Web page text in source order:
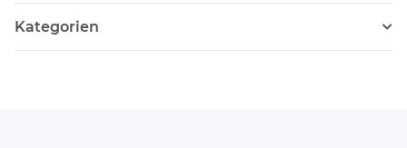
Kategorien